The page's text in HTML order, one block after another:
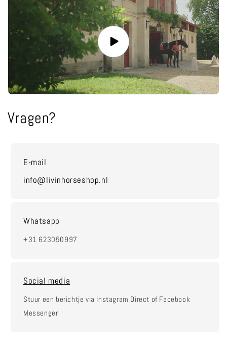
Vragen?
E-mail
info@livinhorseshop.nl
Whatsapp
+31 623050997
Social media
Stuur een berichtje via Instagram Direct of Facebook
Messenger